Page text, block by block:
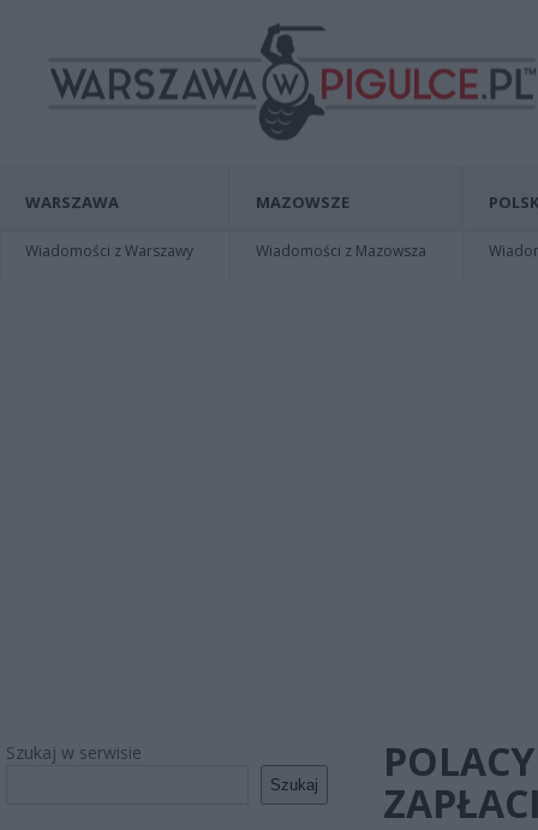
WARSZAWA
Wiadomości z Warszawy
MAZOWSZE
Wiadomości z Mazowsza
Szukaj w serwisie
Szukaj